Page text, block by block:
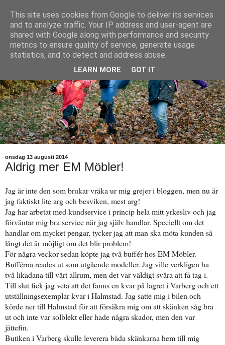
onsdag 13 augusti 2014
Aldrig mer EM Möbler!
Jag är inte den som brukar vräka ur mig grejer i bloggen, men nu är
jag faktiskt lite arg och besviken, mest arg!
Jag har arbetat med kundservice i princip hela mitt yrkesliv och jag
förväntar mig bra service när jag själv handlar. Speciellt om det
handlar om mycket pengar, tycker jag att man ska möta kunden så
långt det är möjligt om det blir problem!
För några veckor sedan köpte jag två buffér hos EM Möbler.
Bufférna reades ut som utgående modeller. Jag ville verkligen ha
två likadana till vårt allrum, men det var väldigt svåra att få tag i.
Till slut fick jag veta att det fanns en kvar på lagret i Varberg och ett
utställningsexemplar kvar i Halmstad. Jag satte mig i bilen och
körde ner till Halmstad för att försäkra mig om att skänken såg bra
ut och inte var solblekt eller hade några skador, men den var
jättefin.
Butiken i Varberg skulle leverera båda skänkarna hem till mig
This site uses cookies from Google to deliver its services
and to analyze traffic. Your IP address and user-agent are
shared with Google along with performance and security
metrics to ensure quality of service, generate usage
statistics, and to detect and address abuse.
LEARN MORE GOT IT